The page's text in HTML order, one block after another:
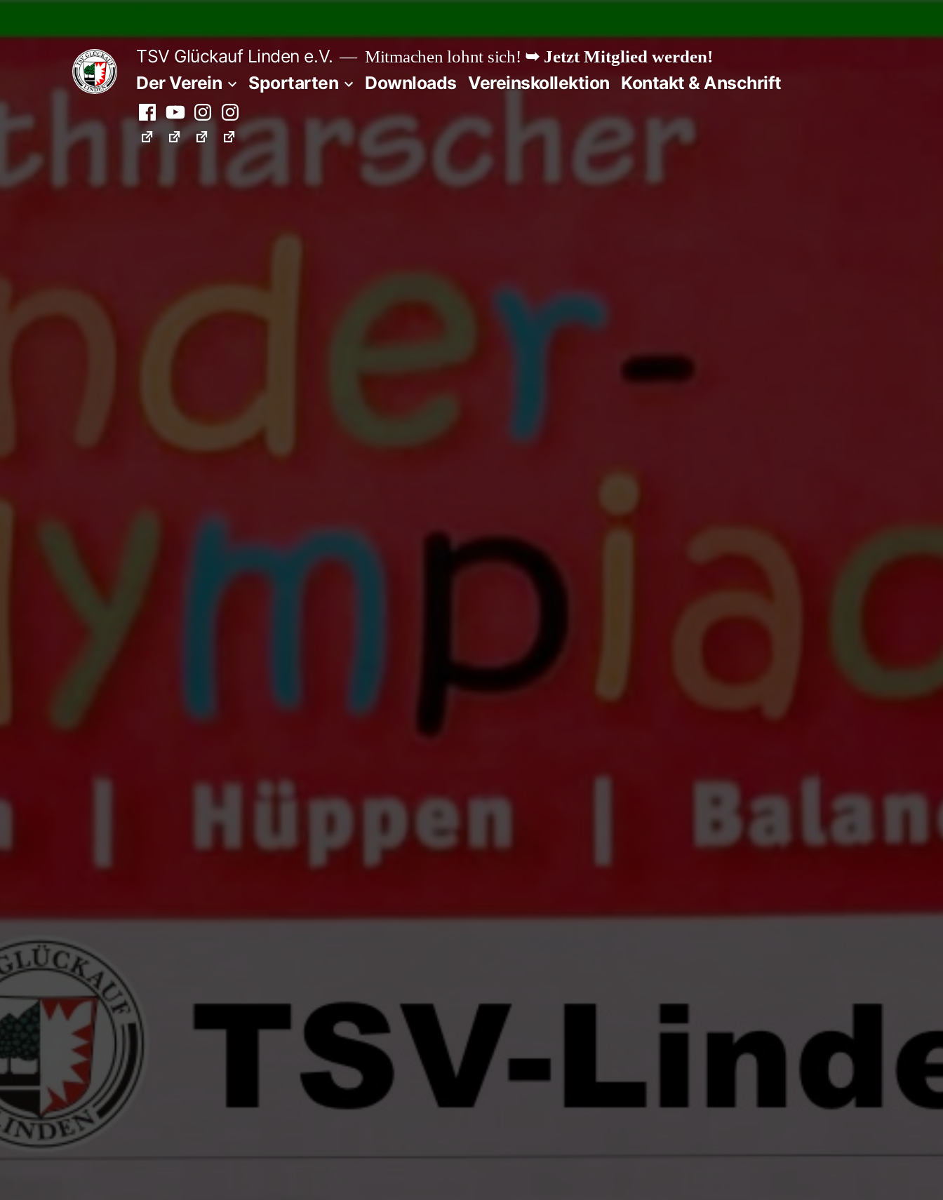
Inhalt
TSV Glückauf Linden e.V. Mitmachen lohnt sich! ➥ Jetzt Mitglied werden!
Der Verein Sportarten Downloads Vereinskollektion Kontakt & Anschrift
Facebook
YoutubeInstagramInstagram
Fußball